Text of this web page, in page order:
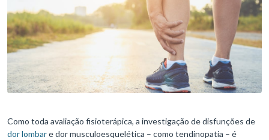
Como toda avaliação fisioterápica, a investigação de disfunções de
dor lombare dor musculoesquelética – como tendinopatia – é